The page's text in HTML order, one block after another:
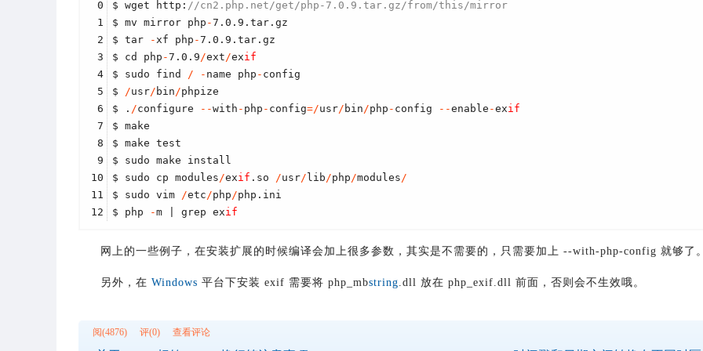
0
1
2
3
4
5
6
7
8
9
10
11
12
$ wget http: //cn2.php.net/get/php-7.0.9.tar.gz/from/this/mirror
$ mv mirror php -7.0.9.tar.gz
$ tar
-xf php -7.0.9.tar.gz
$ cd php -7.0.9/ext/exif
$ sudo find / - name php - config
$ /usr/ bin/phpize
$ . /configure - -with - php - config=/usr/ bin/php - config - -enable -exif
$ make
$ make test
$ sudo make install
$ sudo cp modules/exif .so /usr/ lib/php/modules/
$ sudo vim /etc/php/php.ini
$ php
-m | grep exif
网上的一些例子，在安装扩展的时候编译会加上很多参数，其实是不需要的，只需要加上 --with-php-config 就够了
另外，在 Windows 平台下安装 exif 需要将 php_mbstring.dll 放在 php_exif.dll 前面，否则会不生效哦。
阅(4876) 评(0) 查看评论